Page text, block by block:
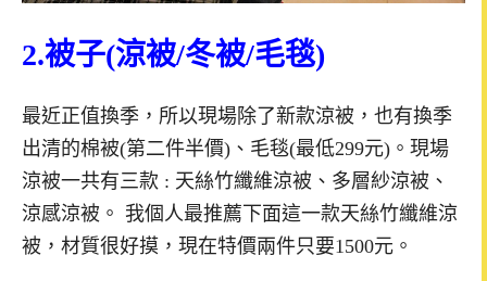
2.被子(涼被/冬被/毛毯)
最近正值換季，所以現場除了新款涼被，也有換季
出清的棉被(第二件半價)、毛毯(最低299元)。現場
涼被一共有三款 : 天絲竹纖維涼被、多層紗涼被、
涼感涼被。 我個人最推薦下面這一款天絲竹纖維涼
被，材質很好摸，現在特價兩件只要1500元。